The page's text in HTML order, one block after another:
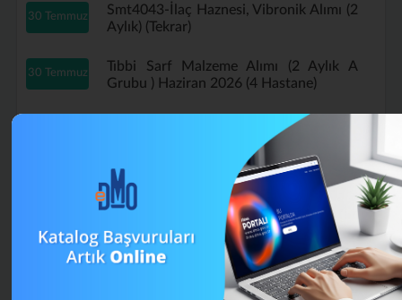
30 Temmuz
Smt4043-İlaç Haznesi, Vibronik Alımı (2
Aylık) (Tekrar)
30 Temmuz
Tıbbi Sarf Malzeme Alımı (2 Aylık A
Grubu ) Haziran 2026 (4 Hastane)
Tıbbi Sarf Malzeme Alımı (2 Aylık A
Grubu ) Haziran 2026 (Tekrar)
B Grubu Tıbbi Sarf Malzeme Alımı
Mayıs (4 Aylık) (Tekrar)
13 Temmuz
Smt4043-İlaç Haznesi, Vibronik Alımı (2
Aylık)
A Grubu Tıbbi Sarf Malzeme Alımı (4